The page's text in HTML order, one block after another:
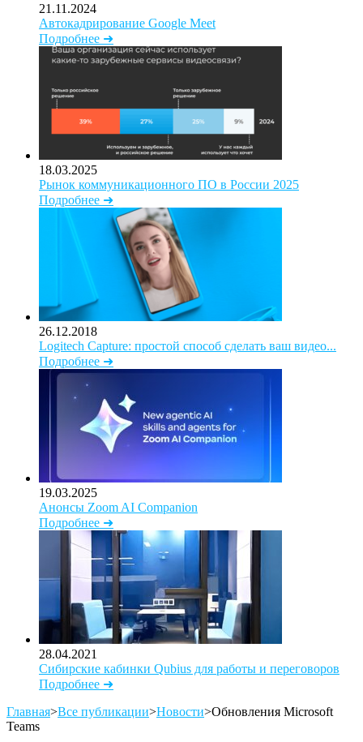
21.11.2024
Автокадрирование Google Meet
Подробнее ➜
18.03.2025
Рынок коммуникационного ПО в России 2025
Подробнее ➜
26.12.2018
Logitech Capture: простой способ сделать ваш видео...
Подробнее ➜
19.03.2025
Анонсы Zoom AI Companion
Подробнее ➜
28.04.2021
Сибирские кабинки Qubius для работы и переговоров
Подробнее ➜
Главная>Все публикации>Новости>Обновления Microsoft
Teams